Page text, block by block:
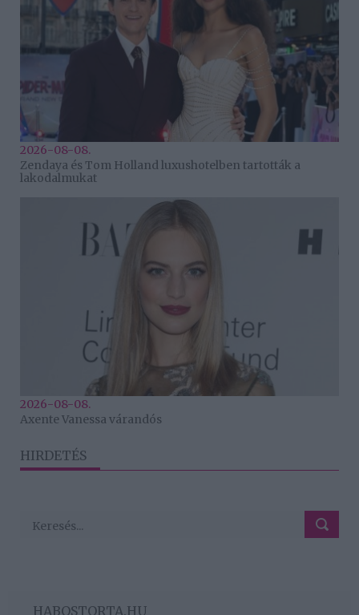
2026-08-08.
Zendaya és Tom Holland luxushotelben tartották a
lakodalmukat
2026-08-08.
Axente Vanessa várandós
HIRDETÉS
HABOSTORTA.HU